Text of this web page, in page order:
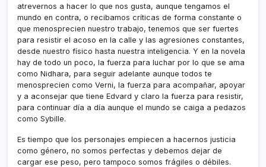
atrevernos a hacer lo que nos gusta, aunque tengamos el
mundo en contra, o recibamos críticas de forma constante o
que menosprecien nuestro trabajo, tenemos que ser fuertes
para resistir el acoso en la calle y las agresiones constantes,
desde nuestro físico hasta nuestra inteligencia. Y en la novela
hay de todo un poco, la fuerza para luchar por lo que se ama
como Nidhara, para seguir adelante aunque todos te
menosprecien como Verni, la fuerza para acompañar, apoyar
y a aconsejar que tiene Edvard y claro la fuerza para resistir,
para continuar día a día aunque el mundo se caiga a pedazos
como Sybille.
Es tiempo que los personajes empiecen a hacernos justicia
como género, no somos perfectas y debemos dejar de
cargar ese peso, pero tampoco somos frágiles o débiles.